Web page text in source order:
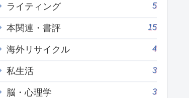
ライティング 5
本関連・書評 15
海外リサイクル 4
私生活 3
脳・心理学 3